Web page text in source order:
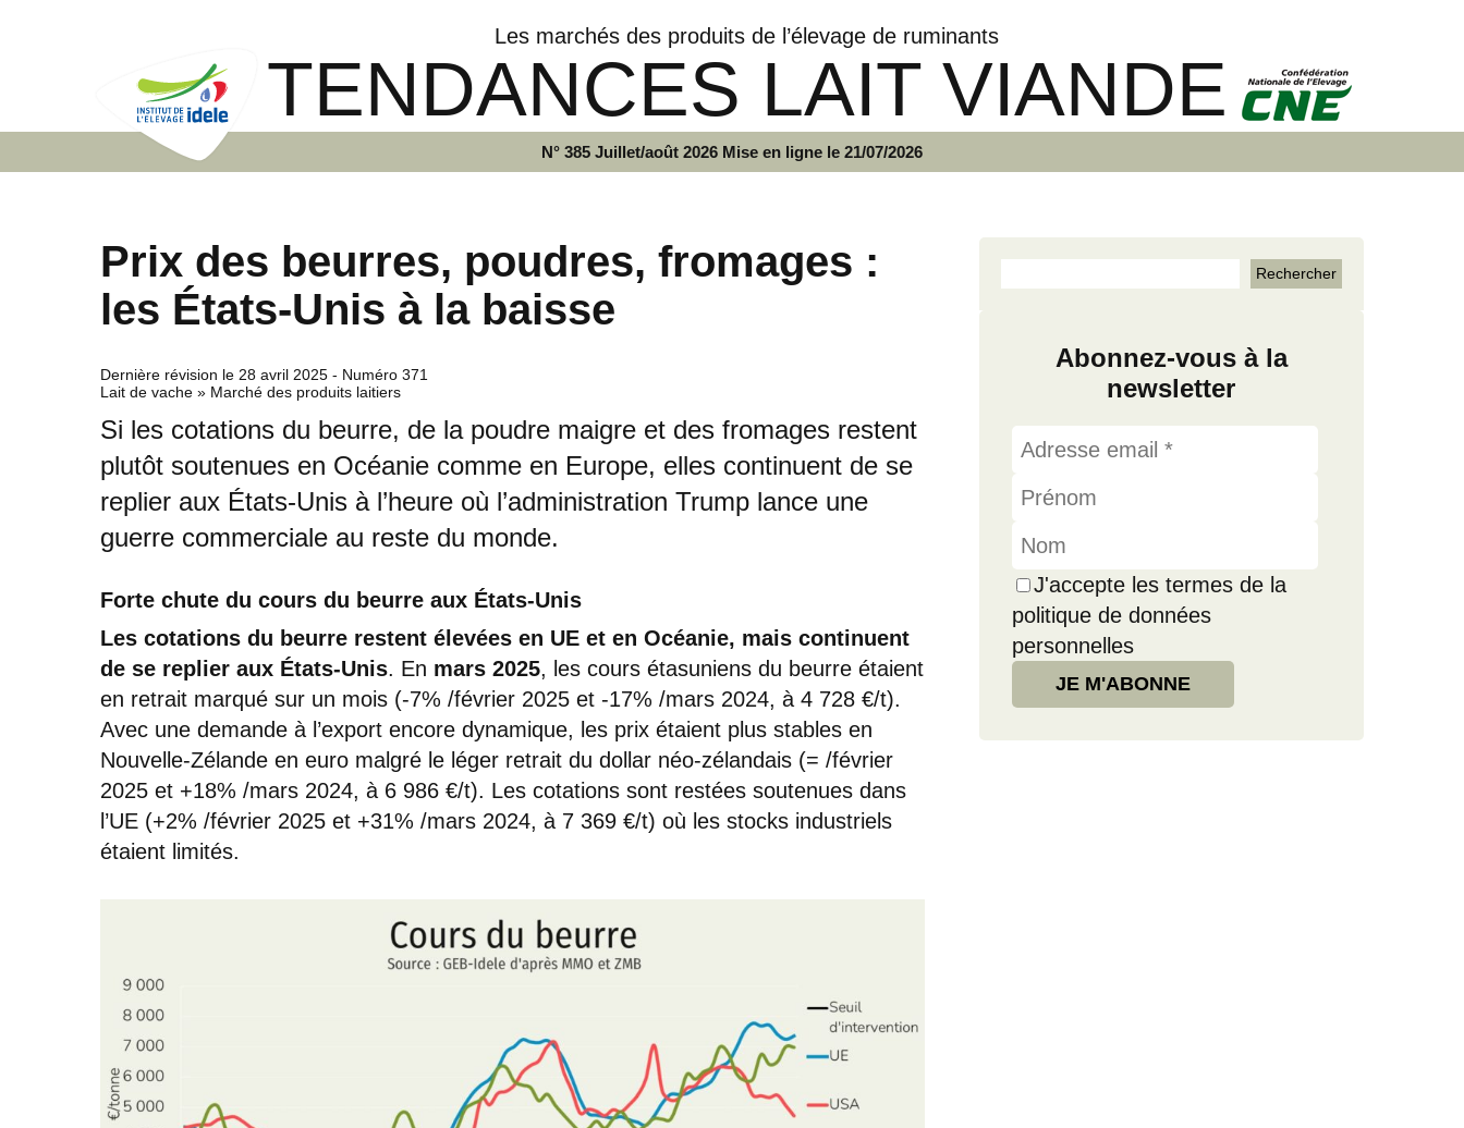
Les marchés des produits de l’élevage de ruminants
TENDANCES LAIT VIANDE
N° 385 Juillet/août 2026 Mise en ligne le 21/07/2026
Prix des beurres, poudres, fromages :
les États-Unis à la baisse
Dernière révision le 28 avril 2025 - Numéro 371
Lait de vache » Marché des produits laitiers
Si les cotations du beurre, de la poudre maigre et des fromages restent
plutôt soutenues en Océanie comme en Europe, elles continuent de se
replier aux États-Unis à l’heure où l’administration Trump lance une
guerre commerciale au reste du monde.
Forte chute du cours du beurre aux États-Unis
Les cotations du beurre restent élevées en UE et en Océanie, mais continuent
de se replier aux États-Unis. En mars 2025, les cours étasuniens du beurre étaient
en retrait marqué sur un mois (-7% /février 2025 et -17% /mars 2024, à 4 728 €/t).
Avec une demande à l’export encore dynamique, les prix étaient plus stables en
Nouvelle-Zélande en euro malgré le léger retrait du dollar néo-zélandais (= /février
2025 et +18% /mars 2024, à 6 986 €/t). Les cotations sont restées soutenues dans
l’UE (+2% /février 2025 et +31% /mars 2024, à 7 369 €/t) où les stocks industriels
étaient limités.
Abonnez-vous à la
newsletter
J'accepte les termes de la
politique de données
personnelles